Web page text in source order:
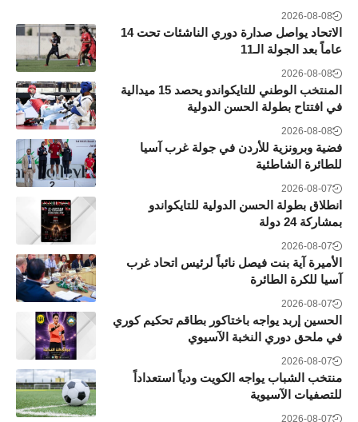
2026-08-08
الاتحاد يواصل صدارة دوري الناشئات تحت 14
عاماً بعد الجولة الـ11
2026-08-08
المنتخب الوطني للتايكواندو يحصد 15 ميدالية
في افتتاح بطولة الحسن الدولية
2026-08-08
فضية وبرونزية للأردن في جولة غرب آسيا
للطائرة الشاطئية
2026-08-07
انطلاق بطولة الحسن الدولية للتايكواندو
بمشاركة 24 دولة
2026-08-07
الأميرة آية بنت فيصل نائباً لرئيس اتحاد غرب
آسيا للكرة الطائرة
2026-08-07
الحسين إربد يواجه باختاكور بطاقم تحكيم كوري
في ملحق دوري النخبة الآسيوي
2026-08-07
منتخب الشباب يواجه الكويت ودياً استعداداً
للتصفيات الآسيوية
2026-08-07